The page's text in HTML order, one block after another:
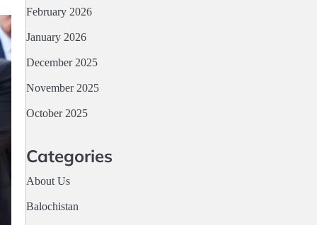
February 2026
January 2026
December 2025
November 2025
October 2025
Categories
About Us
Balochistan